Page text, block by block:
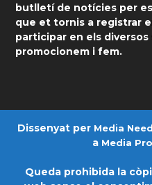
butlletí de notícies per
que et tornis a registrar
participar en els
promocionem i fem.
Dissenyat per Media
a Media
Queda prohibida la